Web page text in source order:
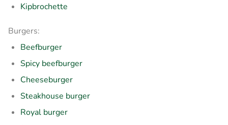
Kipbrochette
Burgers:
Beefburger
Spicy beefburger
Cheeseburger
Steakhouse burger
Royal burger